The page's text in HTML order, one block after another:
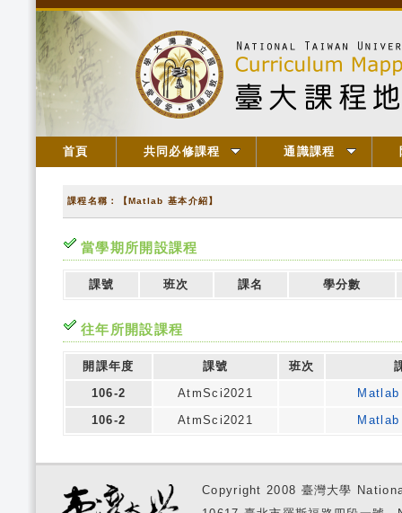
首頁 共同必修課程 通識課程
課程名稱：【Matlab 基本介紹】
當學期所開設課程
課號 班次 課名 學分數
往年所開設課程
開課年度 課號 班次
106-2
AtmSci2021
Matlab
106-2
AtmSci2021 Matlab
Copyright 2008 臺灣大學